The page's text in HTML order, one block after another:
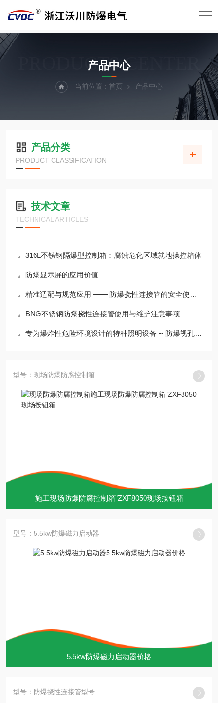
PRODUCTS CENTER
产品中心
当前位置： 首页 产品中心
产品分类
PRODUCT CLASSIFICATION
技术文章
TECHNICAL ARTICLES
316L不锈钢隔爆型控制箱：腐蚀危化区域就地操控箱体
防爆显示屏的应用价值
精准适配与规范应用 —— 防爆挠性连接管的安全使用要点
BNG不锈钢防爆挠性连接管使用与维护注意事项
专为爆炸性危险环境设计的特种照明设备 -- 防爆视孔灯安装注意事项
型号：现场防爆防腐控制箱
施工现场防爆防腐控制箱”ZXF8050现场按钮箱
型号：5.5kw防爆磁力启动器
5.5kw防爆磁力启动器价格
型号：防爆挠性连接管型号